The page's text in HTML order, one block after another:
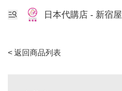
日本代購店 - 新宿屋
< 返回商品列表